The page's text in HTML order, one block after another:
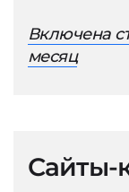
Включена
месяц
Сайты-